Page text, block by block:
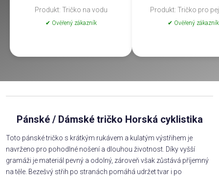
Produkt: Tričko na vodu
✔ Ověřený zákazník
Produkt: Tričko pro
✔ Ověřený zákazník
Pánské / Dámské tričko Horská cyklistika
Toto pánské tričko s krátkým rukávem a kulatým výstřihem je
navrženo pro pohodlné nošení a dlouhou životnost. Díky vyšší
gramáži je materiál pevný a odolný, zároveň však zůstává příjemný
na těle. Bezešvý střih po stranách pomáhá udržet tvar i po